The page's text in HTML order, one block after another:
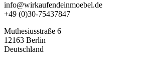
info@wirkaufendeinmoebel.de
+49 (0)30-75437847
Muthesiusstraße 6
12163 Berlin
Deutschland